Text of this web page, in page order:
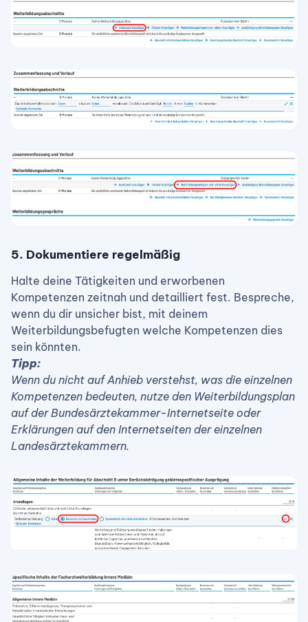
5. Dokumentiere regelmäßig
Halte deine Tätigkeiten und erworbenen
Kompetenzen zeitnah und detailliert fest. Bespreche,
wenn du dir unsicher bist, mit deinem
Weiterbildungsbefugten welche Kompetenzen dies
sein könnten.
Tipp:
Wenn du nicht auf Anhieb verstehst, was die einzelnen
Kompetenzen bedeuten, nutze den Weiterbildungsplan
auf der Bundesärztekammer-Internetseite oder
Erklärungen auf den Internetseiten der einzelnen
Landesärztekammern.